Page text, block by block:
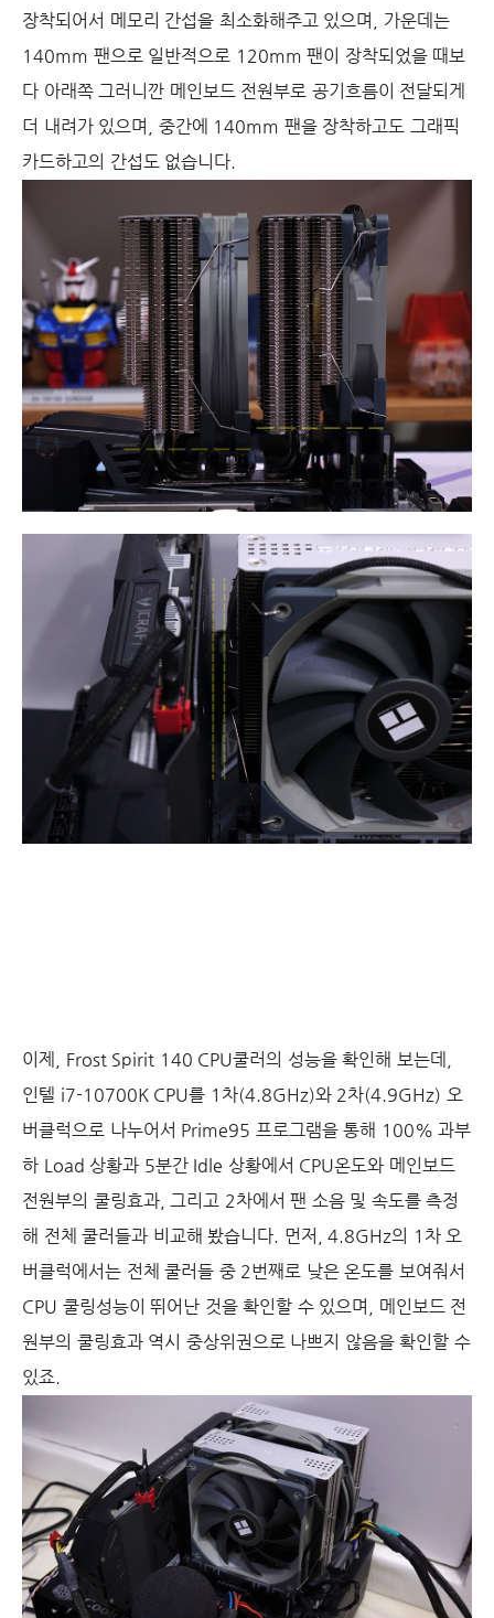
장착되어서 메모리 간섭을 최소화해주고 있으며, 가운데는
140mm 팬으로 일반적으로 120mm 팬이 장착되었을 때보
다 아래쪽 그러니깐 메인보드 전원부로 공기흐름이 전달되게
더 내려가 있으며, 중간에 140mm 팬을 장착하고도 그래픽
카드하고의 간섭도 없습니다.
이제, Frost Spirit 140 CPU쿨러의 성능을 확인해 보는데,
인텔 i7-10700K CPU를 1차(4.8GHz)와 2차(4.9GHz) 오
버클럭으로 나누어서 Prime95 프로그램을 통해 100% 과부
하 Load 상황과 5분간 Idle 상황에서 CPU온도와 메인보드
전원부의 쿨링효과, 그리고 2차에서 팬 소음 및 속도를 측정
해 전체 쿨러들과 비교해 봤습니다. 먼저, 4.8GHz의 1차 오
버클럭에서는 전체 쿨러들 중 2번째로 낮은 온도를 보여줘서
CPU 쿨링성능이 뛰어난 것을 확인할 수 있으며, 메인보드 전
원부의 쿨링효과 역시 중상위권으로 나쁘지 않음을 확인할 수
있죠.